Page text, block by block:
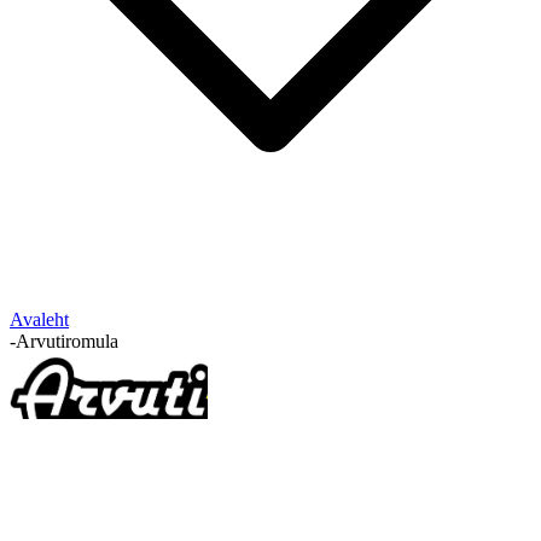
Avaleht
-Arvutiromula